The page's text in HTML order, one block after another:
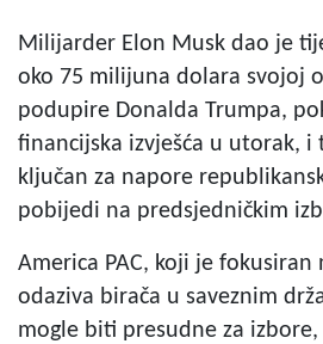
Milijarder Elon Musk dao je
oko 75 milijuna dolara svojoj
podupire Donalda Trumpa,
financijska izvješća u utorak, i
ključan za napore
pobijedi na predsjedničkim
America PAC, koji je fokusiran
odaziva birača u saveznim
mogle biti presudne za